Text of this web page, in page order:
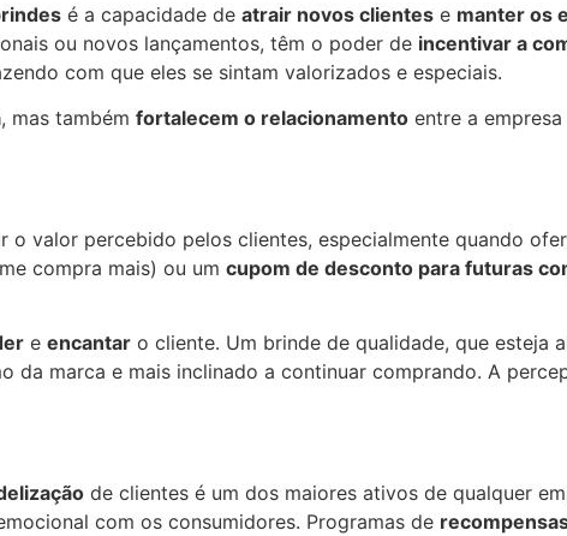
é a capacidade de atrair novos clientes e manter os
ou novos lançamentos, têm o poder de incentivar a
com que eles se sintam valorizados e especiais.
, mas também fortalecem o relacionamento entre a
o valor percebido pelos clientes, especialmente quando
compra mais) ou um cupom de desconto para futuras
e encantar o cliente. Um brinde de qualidade, que esteja
da marca e mais inclinado a continuar comprando. A
de clientes é um dos maiores ativos de qualquer
com os consumidores. Programas de